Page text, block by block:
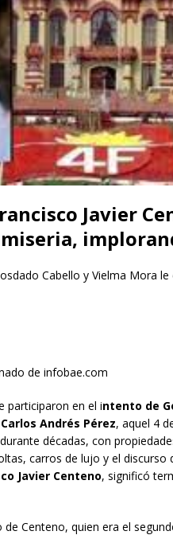
Javier
Cabello y Vielma Mora
de infobae.com
participaron en el intento de
Andrés Pérez, aquel 4
décadas, con
carros de lujo y el discurso
Javier Centeno, significó
Centeno, quien era el